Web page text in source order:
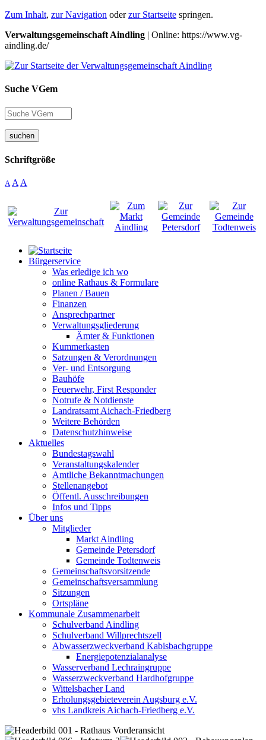
Zum Inhalt, zur Navigation oderzur Startseite springen.
Verwaltungsgemeinschaft Aindling | Online: https://www.vg-
aindling.de/
Suche VGem
suchen
Schriftgröße
A A A
Bürgerservice
Was erledige ich wo
online Rathaus & Formulare
Planen / Bauen
Finanzen
Ansprechpartner
Verwaltungsgliederung
Ämter & Funktionen
Kummerkasten
Satzungen & Verordnungen
Ver- und Entsorgung
Bauhöfe
Feuerwehr, First Responder
Notrufe & Notdienste
Landratsamt Aichach-Friedberg
Weitere Behörden
Datenschutzhinweise
Aktuelles
Bundestagswahl
Veranstaltungskalender
Amtliche Bekanntmachungen
Stellenangebot
Öffentl. Ausschreibungen
Infos und Tipps
Über uns
Mitglieder
Markt Aindling
Gemeinde Petersdorf
Gemeinde Todtenweis
Gemeinschaftsvorsitzende
Gemeinschaftsversammlung
Sitzungen
Ortspläne
Kommunale Zusammenarbeit
Schulverband Aindling
Schulverband Willprechtszell
Abwasserzweckverband Kabisbachgruppe
Energiepotenzialanalyse
Wasserverband Lechraingruppe
Wasserzweckverband Hardhofgruppe
Wittelsbacher Land
Erholungsgebieteverein Augsburg e.V.
vhs Landkreis Aichach-Friedberg e.V.